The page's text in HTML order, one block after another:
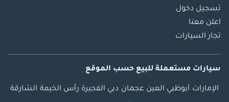
تسجيل دخول
اعلن معنا
تجار السيارات
سيارات مستعملة للبيع حسب الموقع
الإمارات أبوظبي العين عجمان دبي الفجيرة رأس الخيمة الشارقة